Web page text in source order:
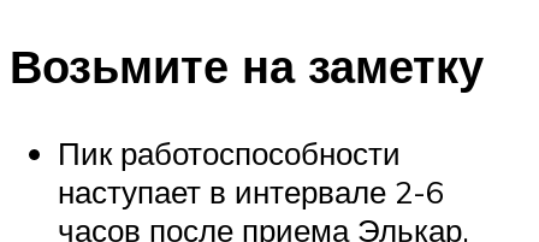
Возьмите на заметку
Пик работоспособности
наступает в интервале 2-6
часов после приема Элькар.